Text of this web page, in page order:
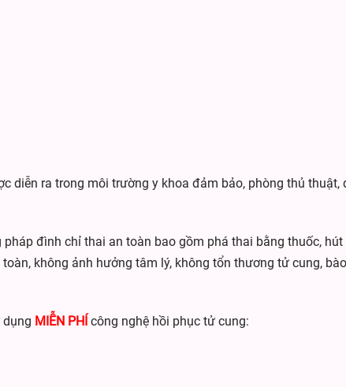
diễn ra trong môi trường y khoa đảm bảo, phòng thủ thuật,
đình chỉ thai an toàn bao gồm phá thai bằng thuốc,
không ảnh hưởng tâm lý, không tổn thương tử cung,
MIỄN PHÍ công nghệ hồi phục tử cung: